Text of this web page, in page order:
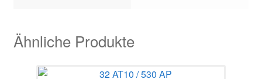
Ähnliche Produkte